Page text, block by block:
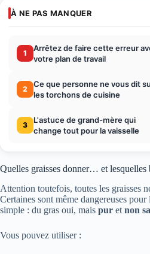
À NE PAS MANQUER
1
Arrêtez de faire cette erreur
votre plan de travail
2
Ce que personne ne vous dit
les torchons de cuisine
3
L'astuce de grand-mère qui
change tout pour la vaisselle
Quelles graisses donner… et lesquelles
Attention toutefois, toutes les graisses
Certaines sont même dangereuses pour
simple : du gras oui, mais pur et non
Vous pouvez utiliser :